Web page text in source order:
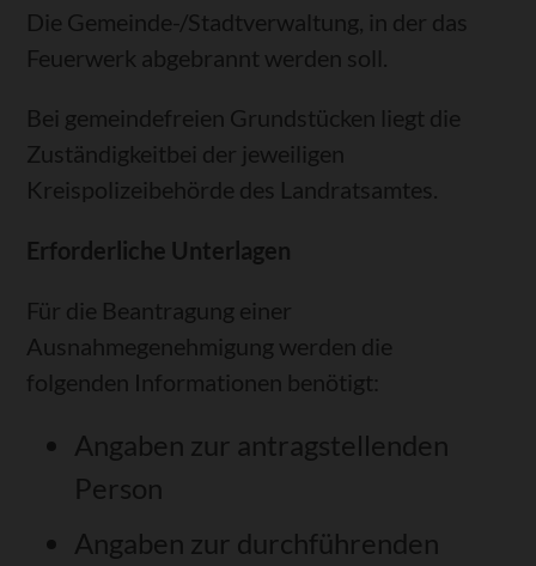
Die Gemeinde-/Stadtverwaltung, in der das
Feuerwerk abgebrannt werden soll.
Bei gemeindefreien Grundstücken liegt die
Zuständigkeitbei der jeweiligen
Kreispolizeibehörde des Landratsamtes.
Erforderliche Unterlagen
Für die Beantragung einer
Ausnahmegenehmigung werden die
folgenden Informationen benötigt:
Angaben zur antragstellenden
Person
Angaben zur durchführenden